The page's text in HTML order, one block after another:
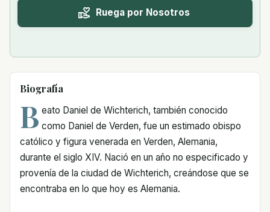
Ruega por Nosotros
Biografía
B eato Daniel de Wichterich, también conocido
como Daniel de Verden, fue un estimado obispo
católico y figura venerada en Verden, Alemania,
durante el siglo XIV. Nació en un año no especificado y
provenía de la ciudad de Wichterich, creándose que se
encontraba en lo que hoy es Alemania.